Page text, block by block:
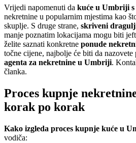
Vrijedi napomenuti da kuće u Umbriji
nekretnine u popularnim mjestima kao
skuplje. S druge strane, skriveni
manje poznatim lokacijama mogu biti
želite saznati konkretne ponude
točne cijene, najbolje će biti da nazovete
agenta za nekretnine u Umbriji.
članka.
Proces kupnje
korak po korak
Kako izgleda proces kupnje kuće u
vodiča: